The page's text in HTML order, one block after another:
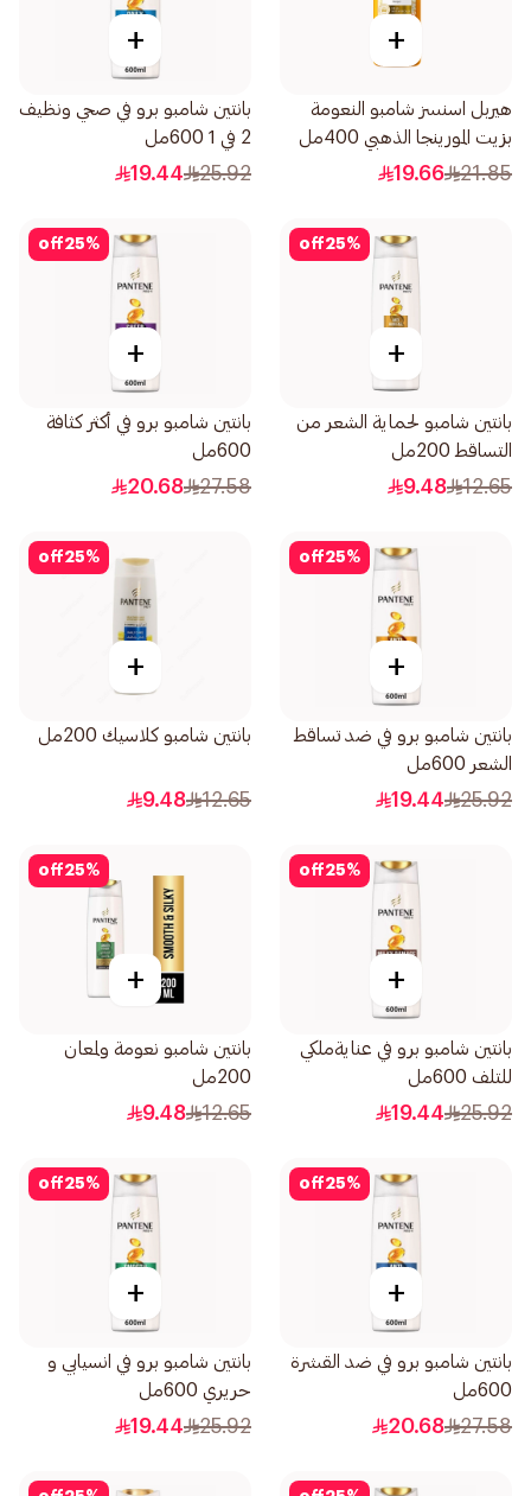
+
هيربل اسنسز شامبو النعومة
بزيت المورينجا الذهبي 400مل
21.85
19.66
+
بانتين شامبو برو في صحي ونظيف
2 في 1 600مل
25.92
19.44
25%
off
+
بانتين شامبو لحماية الشعر من
التساقط 200مل
12.65
9.48
25%
off
+
بانتين شامبو برو في أكثر كثافة
600مل
27.58
20.68
25%
off
+
بانتين شامبو برو في ضد تساقط
الشعر 600مل
25.92
19.44
25%
off
+
بانتين شامبو كلاسيك 200مل
12.65
9.48
25%
off
+
بانتين شامبو برو في عنايةملكي
للتلف 600مل
25.92
19.44
25%
off
+
بانتين شامبو نعومة ولمعان
200مل
12.65
9.48
25%
off
+
بانتين شامبو برو في ضد القشرة
600مل
27.58
20.68
25%
off
+
بانتين شامبو برو في انسيابي و
حريري 600مل
25.92
19.44